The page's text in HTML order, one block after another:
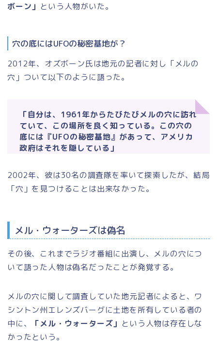
ボーン」 という人物がいた。
穴の底にはUFOの秘密基地が？
2012年、オズボーン氏は地元の記者に対し「メルの
穴」ついて以下のように語った。
「自分は、1961年からたびたびメルの穴に訪れ
ていて、この場所を良く知っている。この穴の
底には『UFOの秘密基地』があって、アメリカ
政府はそれを隠している」
2002年、彼は30名の調査隊を率いて探索したが、結局
「穴」を見つけることは出来なかった。
メル・ウォーターズは偽名
その後、これまでラジオ番組に出演し、メルの穴につ
いて語った人物は偽名だったことが発覚する。
メルの穴に関して調査していた地元記者によると、ワ
シントン州エレンズバーグに土地を所有している者の
中に、
「メル・ウォーターズ」 という人物は存在しな
かったという。